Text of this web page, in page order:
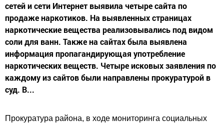
сетей и сети Интернет выявила четыре сайта по
продаже наркотиков. На выявленных страницах
наркотические вещества реализовывались под видом
соли для ванн. Также на сайтах была выявлена
информация пропагандирующая употребление
наркотических веществ. Четыре исковых заявления по
каждому из сайтов были направлены прокуратурой в
суд. В...
Прокуратура района, в ходе мониторинга социальных